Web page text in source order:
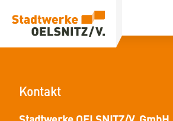
Kontakt